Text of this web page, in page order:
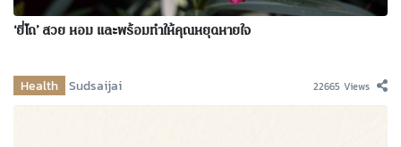
‘ยี่โถ’ สวย หอม และพร้อมทำให้คุณหยุดหายใจ
Health Sudsaijai 22665 Views